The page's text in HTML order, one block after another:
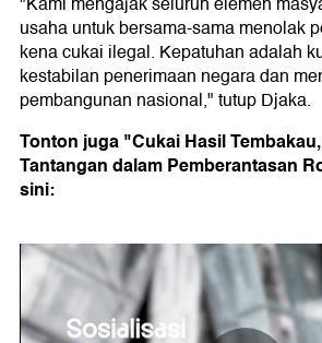
usaha untuk bersama-sama menolak
kena cukai ilegal. Kepatuhan adalah
kestabilan penerimaan negara dan
pembangunan nasional," tutup Djaka.
Tonton juga "Cukai Hasil
Tantangan dalam Pemberantasan
sini: